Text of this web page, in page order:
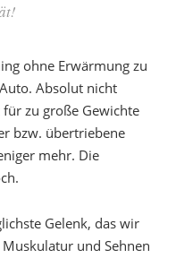
ohne Erwärmung zu
Absolut nicht
zu große Gewichte
bzw. übertriebene
mehr. Die
Gelenk, das wir
und Sehnen